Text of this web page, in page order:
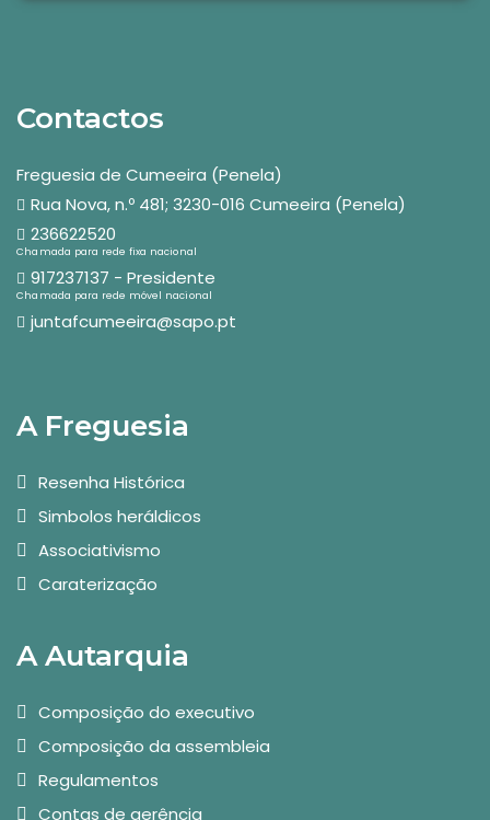
Contactos
Freguesia de Cumeeira (Penela)
Rua Nova, n.º 481; 3230-016 Cumeeira (Penela)
236622520
Chamada para rede fixa nacional
917237137 - Presidente
Chamada para rede móvel nacional
juntafcumeeira@sapo.pt
A Freguesia
Resenha Histórica
Simbolos heráldicos
Associativismo
Caraterização
A Autarquia
Composição do executivo
Composição da assembleia
Regulamentos
Contas de gerência